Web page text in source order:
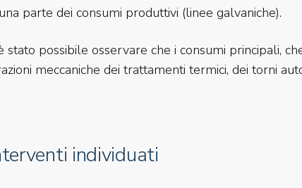
parte dei consumi produttivi (linee galvaniche).
possibile osservare che i consumi principali,
meccaniche dei trattamenti termici, dei torni
individuati